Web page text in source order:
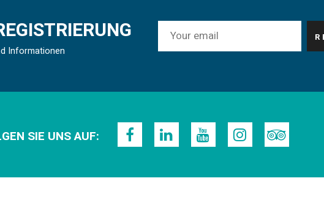
Informationen
SIE UNS AUF: